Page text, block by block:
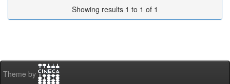
Showing results 1 to 1 of 1
Theme by